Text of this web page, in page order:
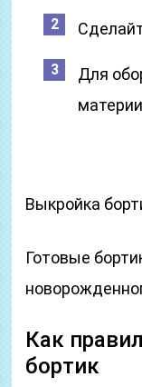
Для
Выкройка
Готовые
Как
бортик